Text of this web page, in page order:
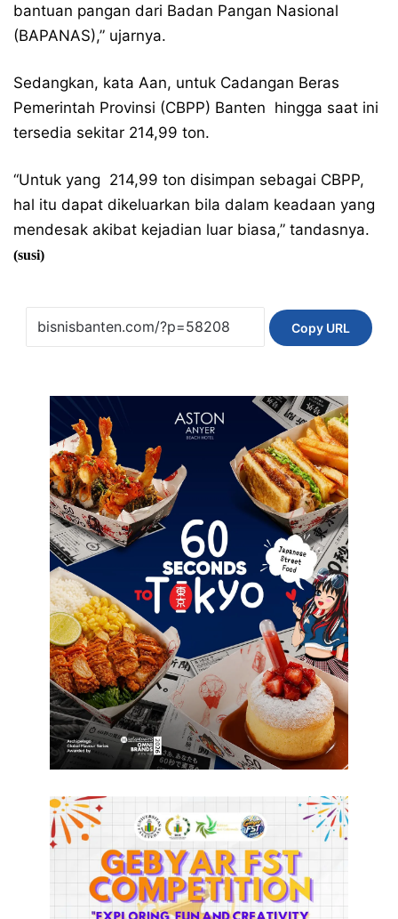
bantuan pangan dari Badan Pangan Nasional
(BAPANAS),” ujarnya.
Sedangkan, kata Aan, untuk Cadangan Beras
Pemerintah Provinsi (CBPP) Banten hingga saat ini
tersedia sekitar 214,99 ton.
“Untuk yang 214,99 ton disimpan sebagai CBPP,
hal itu dapat dikeluarkan bila dalam keadaan yang
mendesak akibat kejadian luar biasa,” tandasnya.
(susi)
Copy URL